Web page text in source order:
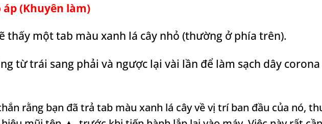
áp (Khuyên làm)
thấy một tab màu xanh lá cây nhỏ (thường ở phía trên).
từ trái sang phải và ngược lại vài lần để làm sạch dây
rằng bạn đã trả tab màu xanh lá cây về vị trí ban đầu của nó,